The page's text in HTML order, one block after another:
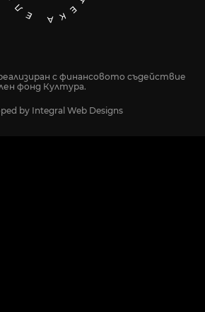
с финансовото съдействие
фонд Култура.
by Integral Web Designs